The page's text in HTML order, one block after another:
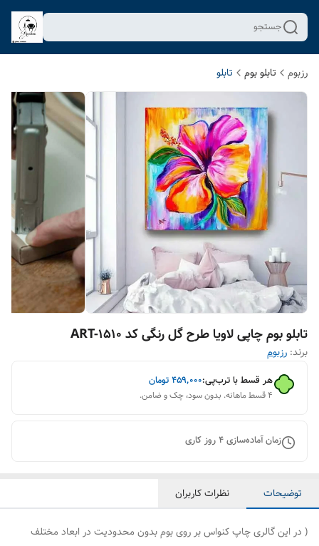
جستجو
رزبوم تابلو بوم تابلو
تابلو بوم چاپی لاویا طرح گل رنگی کد ART-1510
برند: رزبوم
هر قسط با ترب‌پی:۴۵۹٬۰۰۰تومان
۴ قسط ماهانه. بدون سود، چک و ضامن.
زمان آماده‌سازی4روز کاری
توضیحات نظرات کاربران
( در این گالری چاپ کنواس بر روی بوم بدون محدودیت در ابعاد مختلف